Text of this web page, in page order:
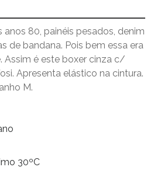
anos 80, painéis pesados, denim
de bandana. Pois bem essa era
Assim é este boxer cinza c/
Apresenta elástico na cintura.
M.
30ºC